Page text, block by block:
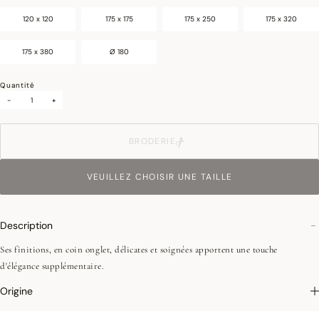
120 x 120 175 x 175 175 x 250 175 x 320
175 x 380 Ø 180
Quantité
-
+
BRODERIE
VEUILLEZ CHOISIR UNE TAILLE
Description
Ses finitions, en coin onglet, délicates et soignées apportent une touche
d'élégance supplémentaire.
Origine